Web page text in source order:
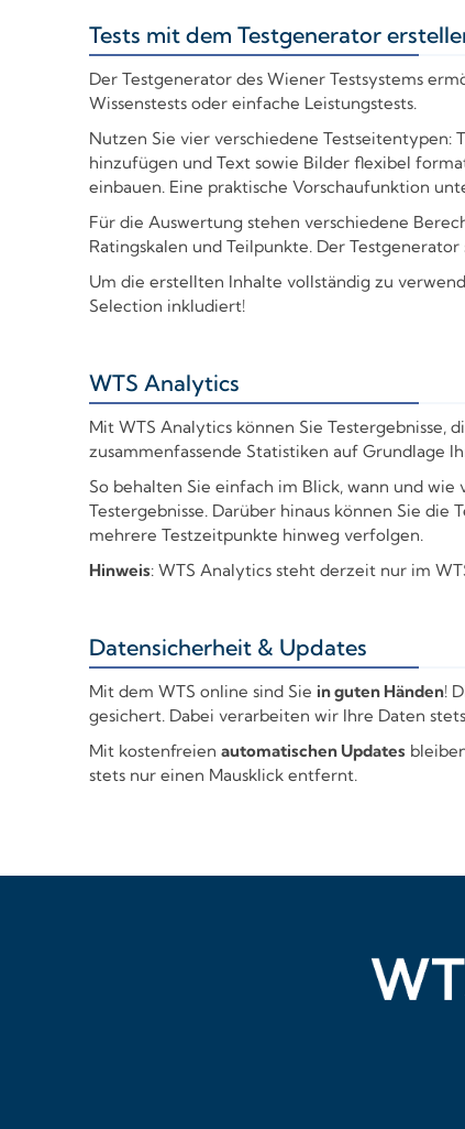
Tests mit dem Testgenerator +
Der Testgenerator des Wiener Testsystems
Wissenstests oder einfache Leistungstests.
Nutzen Sie vier verschiedene Testseitentypen:
hinzufügen und Text sowie Bilder flexibel
einbauen. Eine praktische Vorschaufunktion
Für die Auswertung stehen verschiedene
Ratingskalen und Teilpunkte. Der
Um die erstellten Inhalte vollständig zu
Selection inkludiert!
WTS Analytics
Mit WTS Analytics können Sie Testergebnisse,
zusammenfassende Statistiken auf Grundlage
So behalten Sie einfach im Blick, wann und
Testergebnisse. Darüber hinaus können Sie
mehrere Testzeitpunkte hinweg verfolgen.
Hinweis: WTS Analytics steht derzeit nur im
Datensicherheit & Updates
Mit dem WTS online sind Sie in guten Händen!
gesichert. Dabei verarbeiten wir Ihre Daten
Mit kostenfreien automatischen Updates
stets nur einen Mausklick entfernt.